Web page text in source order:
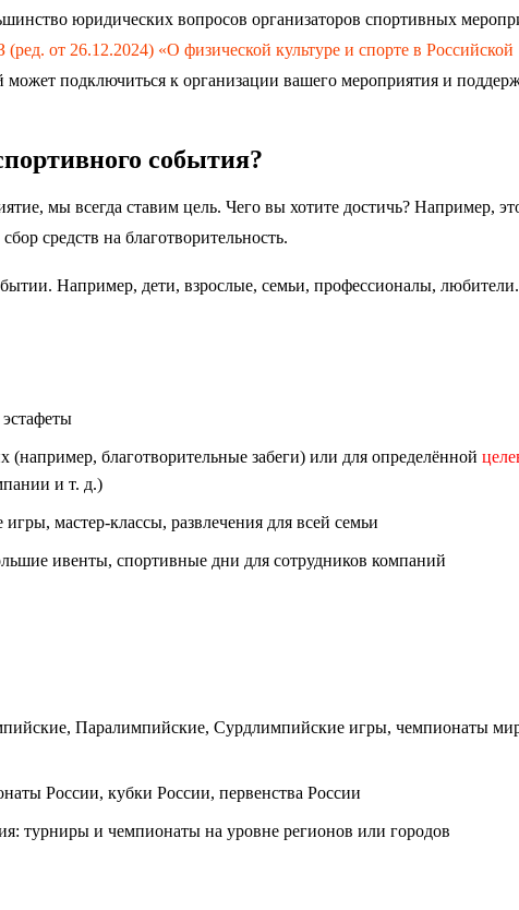
юридических вопросов организаторов спортивных
от 26.12.2024) «О физической культуре и спорте в Российской
может подключиться к организации вашего мероприятия и
события?
мы всегда ставим цель. Чего вы хотите достичь? Например,
средств на благотворительность.
Например, дети, взрослые, семьи, профессионалы, любители.
(например, благотворительные забеги) или для определённой
и т. д.)
мастер-классы, развлечения для всей семьи
ивенты, спортивные дни для сотрудников компаний
Паралимпийские, Сурдлимпийские игры, чемпионаты
России, кубки России, первенства России
турниры и чемпионаты на уровне регионов или городов